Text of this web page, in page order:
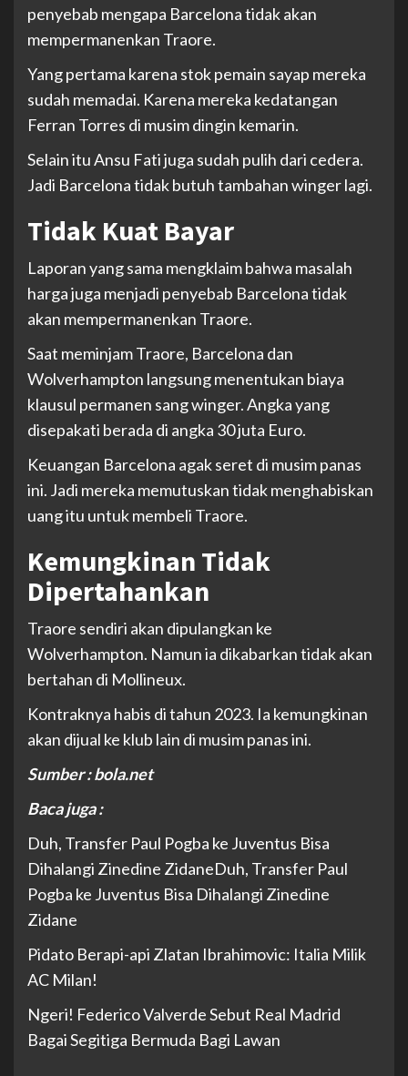
penyebab mengapa Barcelona tidak akan
mempermanenkan Traore.
Yang pertama karena stok pemain sayap mereka
sudah memadai. Karena mereka kedatangan
Ferran Torres di musim dingin kemarin.
Selain itu Ansu Fati juga sudah pulih dari cedera.
Jadi Barcelona tidak butuh tambahan winger lagi.
Tidak Kuat Bayar
Laporan yang sama mengklaim bahwa masalah
harga juga menjadi penyebab Barcelona tidak
akan mempermanenkan Traore.
Saat meminjam Traore, Barcelona dan
Wolverhampton langsung menentukan biaya
klausul permanen sang winger. Angka yang
disepakati berada di angka 30 juta Euro.
Keuangan Barcelona agak seret di musim panas
ini. Jadi mereka memutuskan tidak menghabiskan
uang itu untuk membeli Traore.
Kemungkinan Tidak
Dipertahankan
Traore sendiri akan dipulangkan ke
Wolverhampton. Namun ia dikabarkan tidak akan
bertahan di Mollineux.
Kontraknya habis di tahun 2023. Ia kemungkinan
akan dijual ke klub lain di musim panas ini.
Sumber : bola.net
Baca juga :
Duh, Transfer Paul Pogba ke Juventus Bisa
Dihalangi Zinedine ZidaneDuh, Transfer Paul
Pogba ke Juventus Bisa Dihalangi Zinedine
Zidane
Pidato Berapi-api Zlatan Ibrahimovic: Italia Milik
AC Milan!
Ngeri! Federico Valverde Sebut Real Madrid
Bagai Segitiga Bermuda Bagi Lawan